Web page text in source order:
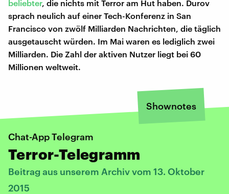
beliebter, die nichts mit Terror am Hut haben. Durov
sprach neulich auf einer Tech-Konferenz in San
Francisco von zwölf Milliarden Nachrichten, die täglich
ausgetauscht würden. Im Mai waren es lediglich zwei
Milliarden. Die Zahl der aktiven Nutzer liegt bei 60
Millionen weltweit.
Shownotes
Chat-App Telegram
Terror-Telegramm
Beitrag aus unserem Archiv vom 13. Oktober
2015